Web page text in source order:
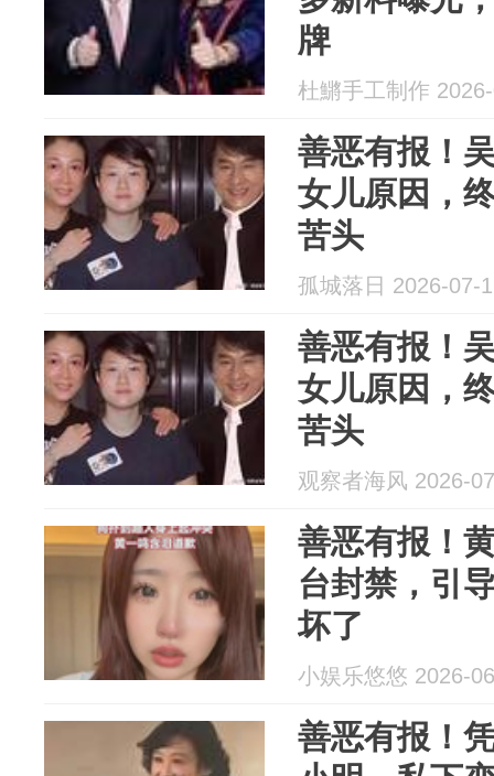
牌
杜鱂手工制作
善恶有报！
女儿原因，
苦头
孤城落日 2026-07-
善恶有报！
女儿原因，
苦头
观察者海风 2026-
善恶有报！
台封禁，引
坏了
小娱乐悠悠 2026-
善恶有报！